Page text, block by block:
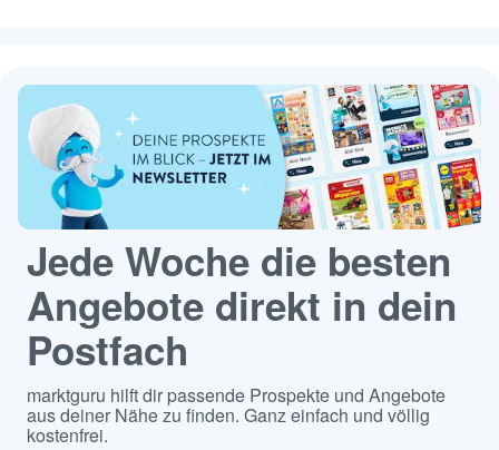
Jede Woche die besten
Angebote direkt in dein
Postfach
marktguru hilft dir passende Prospekte und Angebote
aus deiner Nähe zu finden. Ganz einfach und völlig
kostenfrei.